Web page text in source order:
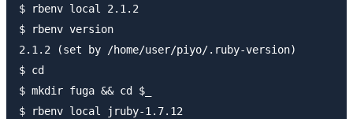
$ rbenv local 2.1.2
$ rbenv version
2.1.2 (set by /home/user/piyo/.ruby-version)
$ cd
$ mkdir fuga && cd $_
$ rbenv local jruby-1.7.12